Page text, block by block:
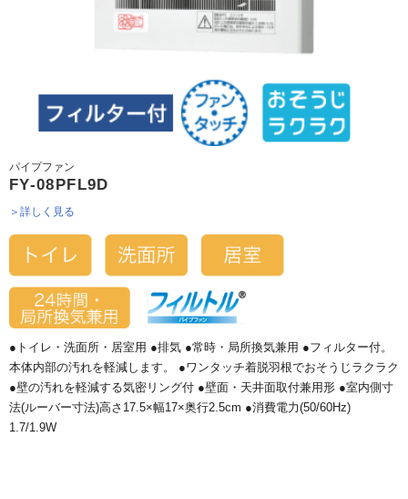
パイプファン
FY-08PFL9D
＞詳しく見る
●トイレ・洗面所・居室用 ●排気 ●常時・局所換気兼用 ●フィルター付。
本体内部の汚れを軽減します。 ●ワンタッチ着脱羽根でおそうじラクラク
●壁の汚れを軽減する気密リング付 ●壁面・天井面取付兼用形 ●室内側寸
法(ルーバー寸法)高さ17.5×幅17×奥行2.5cm ●消費電力(50/60Hz)
1.7/1.9W